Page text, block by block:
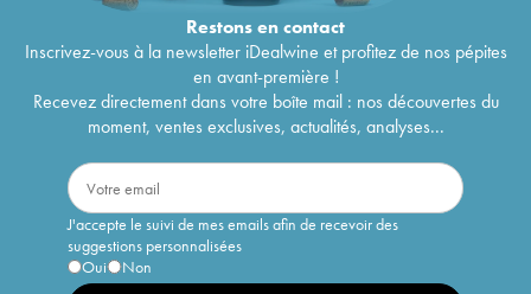
Restons encontact
Inscrivez-vous à la newsletter iDealwine et profitez de nos pépites
en avant-première !
Recevez directement dans votre boîte mail : nos découvertes du
moment, ventes exclusives, actualités, analyses...
J'accepte le suivi de mes emails afin de recevoir des
suggestions personnalisées
Oui
Non